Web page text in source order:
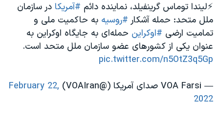
⚡️لیندا توماس گرینفیلد، نماینده دائم #آمریکا در سازمان
ملل متحد: حمله آشکار #روسیه به حاکمیت ملی و
تمامیت ارضی #اوکراین حمله‌ای به جایگاه اوکراین به
عنوان یکی از کشورهای عضو سازمان ملل متحد است.
pic.twitter.com/n5OtZ3q5Gp
— VOA Farsi صدای آمریکا (@VOAIran)
February 22,
2022